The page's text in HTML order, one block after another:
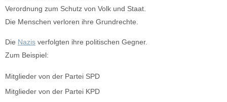
Verordnung zum Schutz von Volk und Staat.
Die Menschen verloren ihre Grundrechte.
Die Nazis verfolgten ihre politischen Gegner.
Zum Beispiel:
Mitglieder von der Partei SPD
Mitglieder von der Partei KPD